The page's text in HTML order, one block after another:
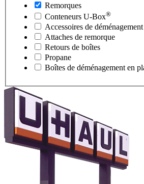
Remorques
Conteneurs U-Box®
Accessoires de déménagement
Attaches de remorque
Retours de boîtes
Propane
Boîtes de déménagement en